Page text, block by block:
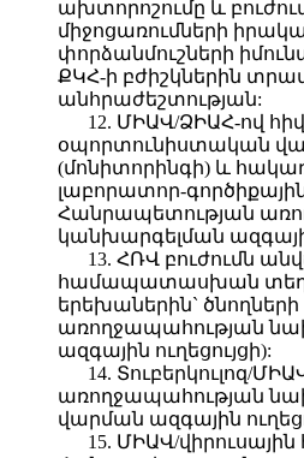
ախտորոշումը և
միջոցառումների
փորձանմուշների
ՔԿՀ-ի բժիշկներին
անհրաժեշտության:
12. ՄԻԱՎ/ՁԻԱՀ-ով
օպորտունիստական
(մոնիտորինգի) և
լաբորատոր-
Հանրապետության
կանխարգելման
13. ՀՌՎ բուժումն
համապատասխան
երեխաներին`
առողջապահության
ազգային ուղեցույցի):
14. Տուբերկուլոզ/
առողջապահության
վարման ազգային
15. ՄԻԱՎ/